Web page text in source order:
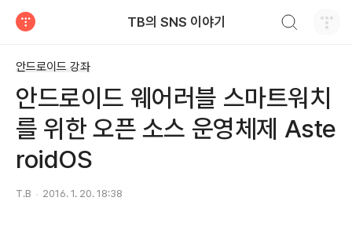
TB의 SNS 이야기
안드로이드 강좌
안드로이드 웨어러블 스마트워치
를 위한 오픈 소스 운영체제 Aste
roidOS
T.B 2016. 1. 20. 18:38